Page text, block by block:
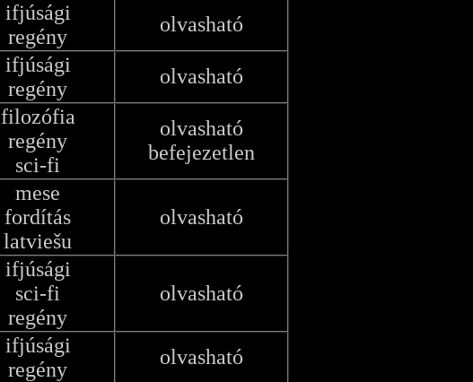
ifjúsági
regény
olvasható
ifjúsági
regény
olvasható
filozófia
regény
sci-fi
olvasható
befejezetlen
mese
fordítás
latviešu
olvasható
ifjúsági
sci-fi
regény
olvasható
ifjúsági
regény
olvasható